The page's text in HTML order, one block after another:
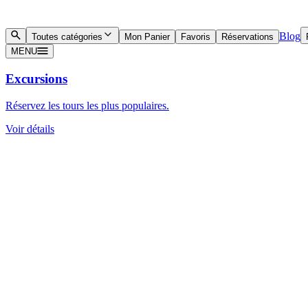
Toutes catégories Mon Panier Favoris Réservations Blog
MENU
Excursions
Réservez les tours les plus populaires.
Voir détails